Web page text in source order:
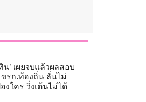
น’ เผยจบแล้วผลสอบ
ขรก.ท้องถิ่น ลั่นไม่
งใคร วิ่งเต้นไม่ได้